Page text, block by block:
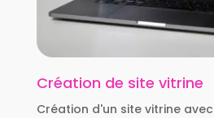
Création de site vitrine
Création d'un site vitrine